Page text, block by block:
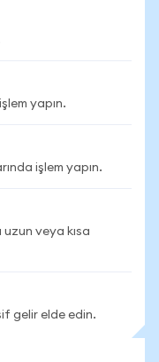
yapın.
işlem yapın.
veya kısa
gelir elde edin.